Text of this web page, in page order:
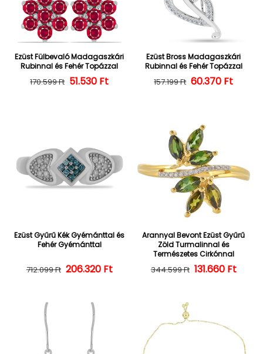
Ezüst Fülbevaló Madagaszkári
Rubinnal és Fehér Topázzal
Normál ár
170.599 Ft Kedvezményes ár
51.530 Ft
Ezüst Bross Madagaszkári
Rubinnal és Fehér Topázzal
Normál ár
157.199 Ft 60.370 Ft
Ezüst Gyűrű Kék Gyémánttal és
Fehér Gyémánttal
Normál ár
712.099 Ft Kedvezményes ár
206.320 Ft
Arannyal Bevont Ezüst Gyűrű
Zöld Turmalinnal és
Természetes Cirkónnal
Normál ár
344.599 Ft 131.660 Ft